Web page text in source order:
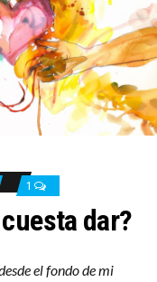
1
dar?
el fondo de mi